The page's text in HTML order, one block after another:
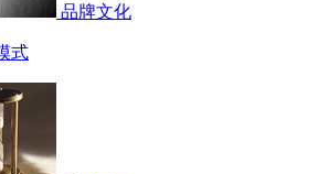
品牌文化
式